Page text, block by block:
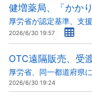
健増薬局、「かか
厚労省が認定基準、支
2026/6/30 19:57
OTC遠隔販売、受
厚労省、同一都道府県
2026/6/30 19:24